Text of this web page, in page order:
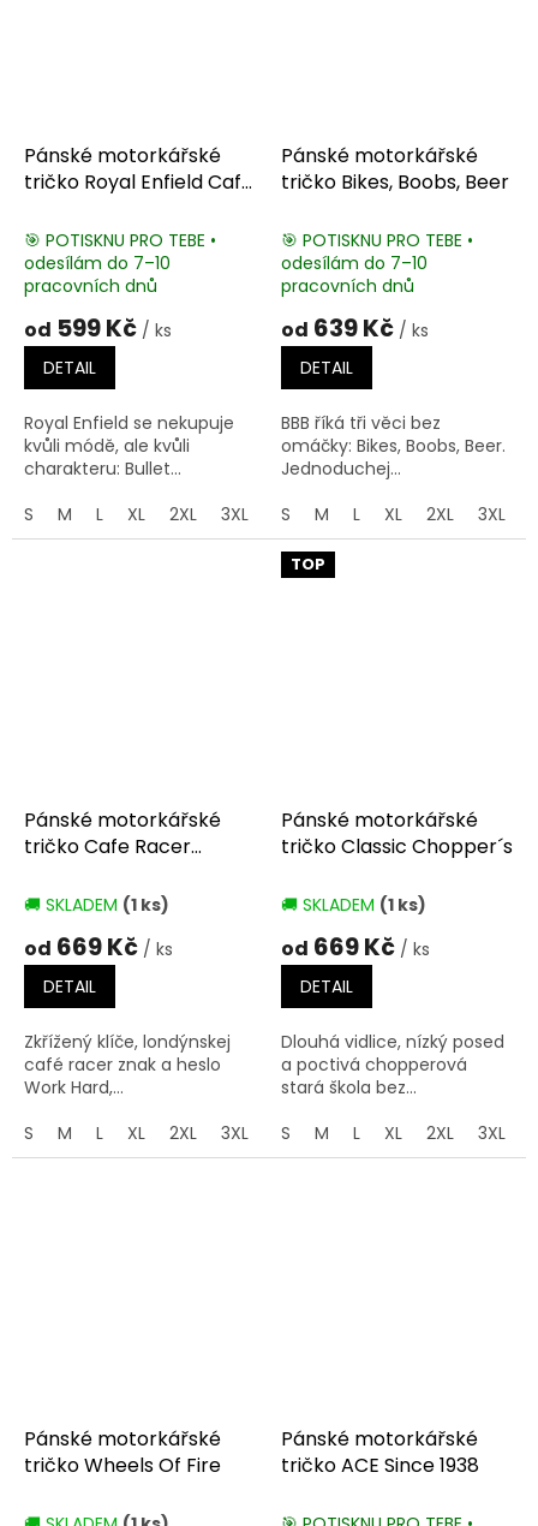
Pánské motorkářské
tričko Royal Enfield Cafe
🎯 POTISKNU PRO TEBE •
odesílám do 7–10
pracovních dnů
od 599 Kč / ks
DETAIL
Royal Enfield se nekupuje
kvůli módě, ale kvůli
charakteru: Bullet...
S
M L XL 2XL 3XL 4XL 5XL
Pánské motorkářské
tričko Bikes, Boobs, Beer
🎯 POTISKNU PRO TEBE •
odesílám do 7–10
pracovních dnů
od 639 Kč / ks
DETAIL
BBB říká tři věci bez
omáčky: Bikes, Boobs, Beer.
Jednoduchej...
S
M L XL 2XL 3XL
Pánské motorkářské
tričko Cafe Racer
🚚 SKLADEM (1 ks)
od 669 Kč / ks
DETAIL
Zkřížený klíče, londýnskej
café racer znak a heslo
Work Hard,...
S
M L XL 2XL 3XL 4XL 5XL
TOP
Pánské motorkářské
tričko Classic Chopper´s
🚚 SKLADEM (1 ks)
od 669 Kč / ks
DETAIL
Dlouhá vidlice, nízký posed
a poctivá chopperová
stará škola bez...
S
M L XL 2XL 3XL
Pánské motorkářské
tričko Wheels Of Fire
Pánské motorkářské
tričko ACE Since 1938